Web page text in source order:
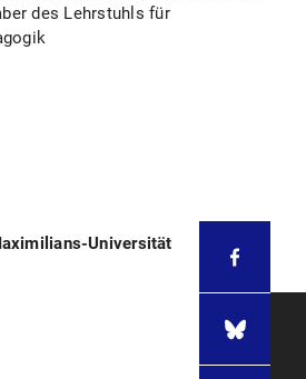
des Lehrstuhls für
Universität